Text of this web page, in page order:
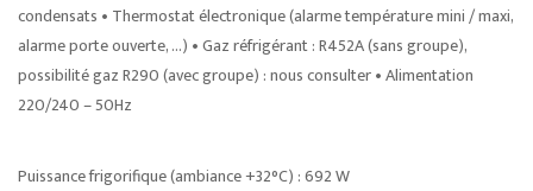
condensats • Thermostat électronique (alarme température mini / maxi,
alarme porte ouverte, …) • Gaz réfrigérant : R452A (sans groupe),
possibilité gaz R290 (avec groupe) : nous consulter • Alimentation
220/240 – 50Hz
Puissance frigorifique (ambiance +32°C) : 692 W